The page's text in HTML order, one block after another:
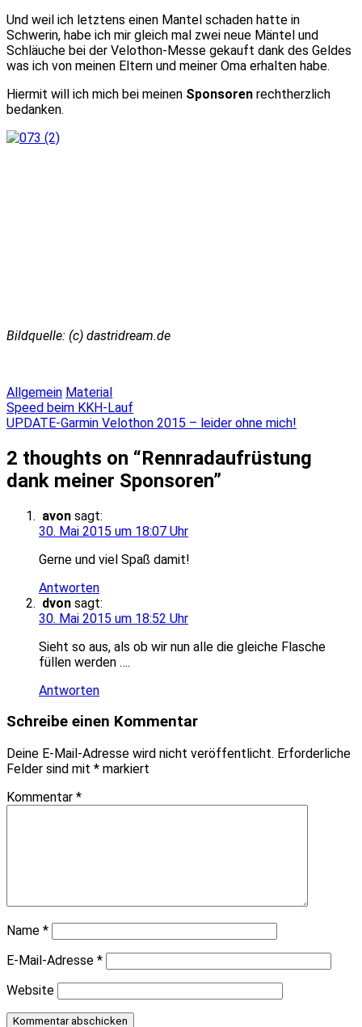
Und weil ich letztens einen Mantel schaden hatte in
Schwerin, habe ich mir gleich mal zwei neue Mäntel und
Schläuche bei der ­Velothon-Messe gekauft dank des Geldes
was ich von meinen Eltern und meiner Oma erhalten habe.
Hiermit will ich mich bei meinen Sponsoren rechtherzlich
bedanken.
Bildquelle: (c) dastridream.de
Allgemein Material
Beitragsnavigation
Speed beim KKH-Lauf
UPDATE-Garmin Velothon 2015 – leider ohne mich!
2 thoughts on “Rennradaufrüstung
dank meiner Sponsoren”
avon sagt:
30. Mai 2015 um 18:07 Uhr
Gerne und viel Spaß damit!
Antworten
dvon sagt:
30. Mai 2015 um 18:52 Uhr
Sieht so aus, als ob wir nun alle die gleiche Flasche
füllen werden ….
Antworten
Schreibe einen Kommentar
Deine E-Mail-Adresse wird nicht veröffentlicht. Erforderliche
Felder sind mit * markiert
Kommentar *
Name *
E-Mail-Adresse *
Website